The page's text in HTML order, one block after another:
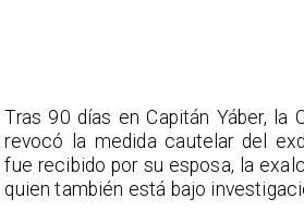
Tras 90 días en Capitán Yáber, la
revocó la medida cautelar del
fue recibido por su esposa, la
quien también está bajo